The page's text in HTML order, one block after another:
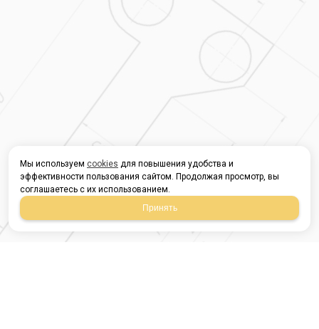
Мы используем cookies для повышения удобства и
эффективности пользования сайтом. Продолжая просмотр, вы
соглашаетесь с их использованием.
Принять